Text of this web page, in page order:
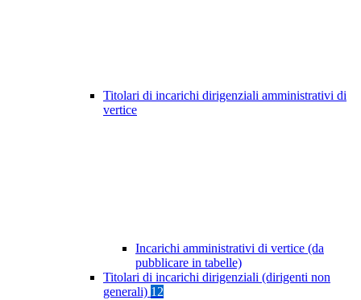
Titolari di incarichi dirigenziali amministrativi di
vertice
Incarichi amministrativi di vertice (da
pubblicare in tabelle)
Titolari di incarichi dirigenziali (dirigenti non
generali) 12